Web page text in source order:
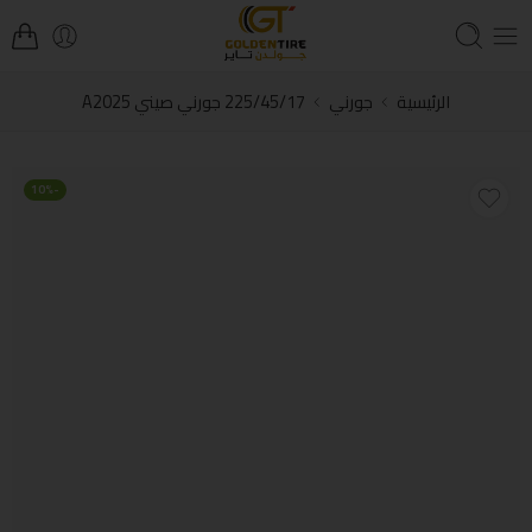
الرئيسية جورني 225/45/17 جورني صيني A2025
-10%